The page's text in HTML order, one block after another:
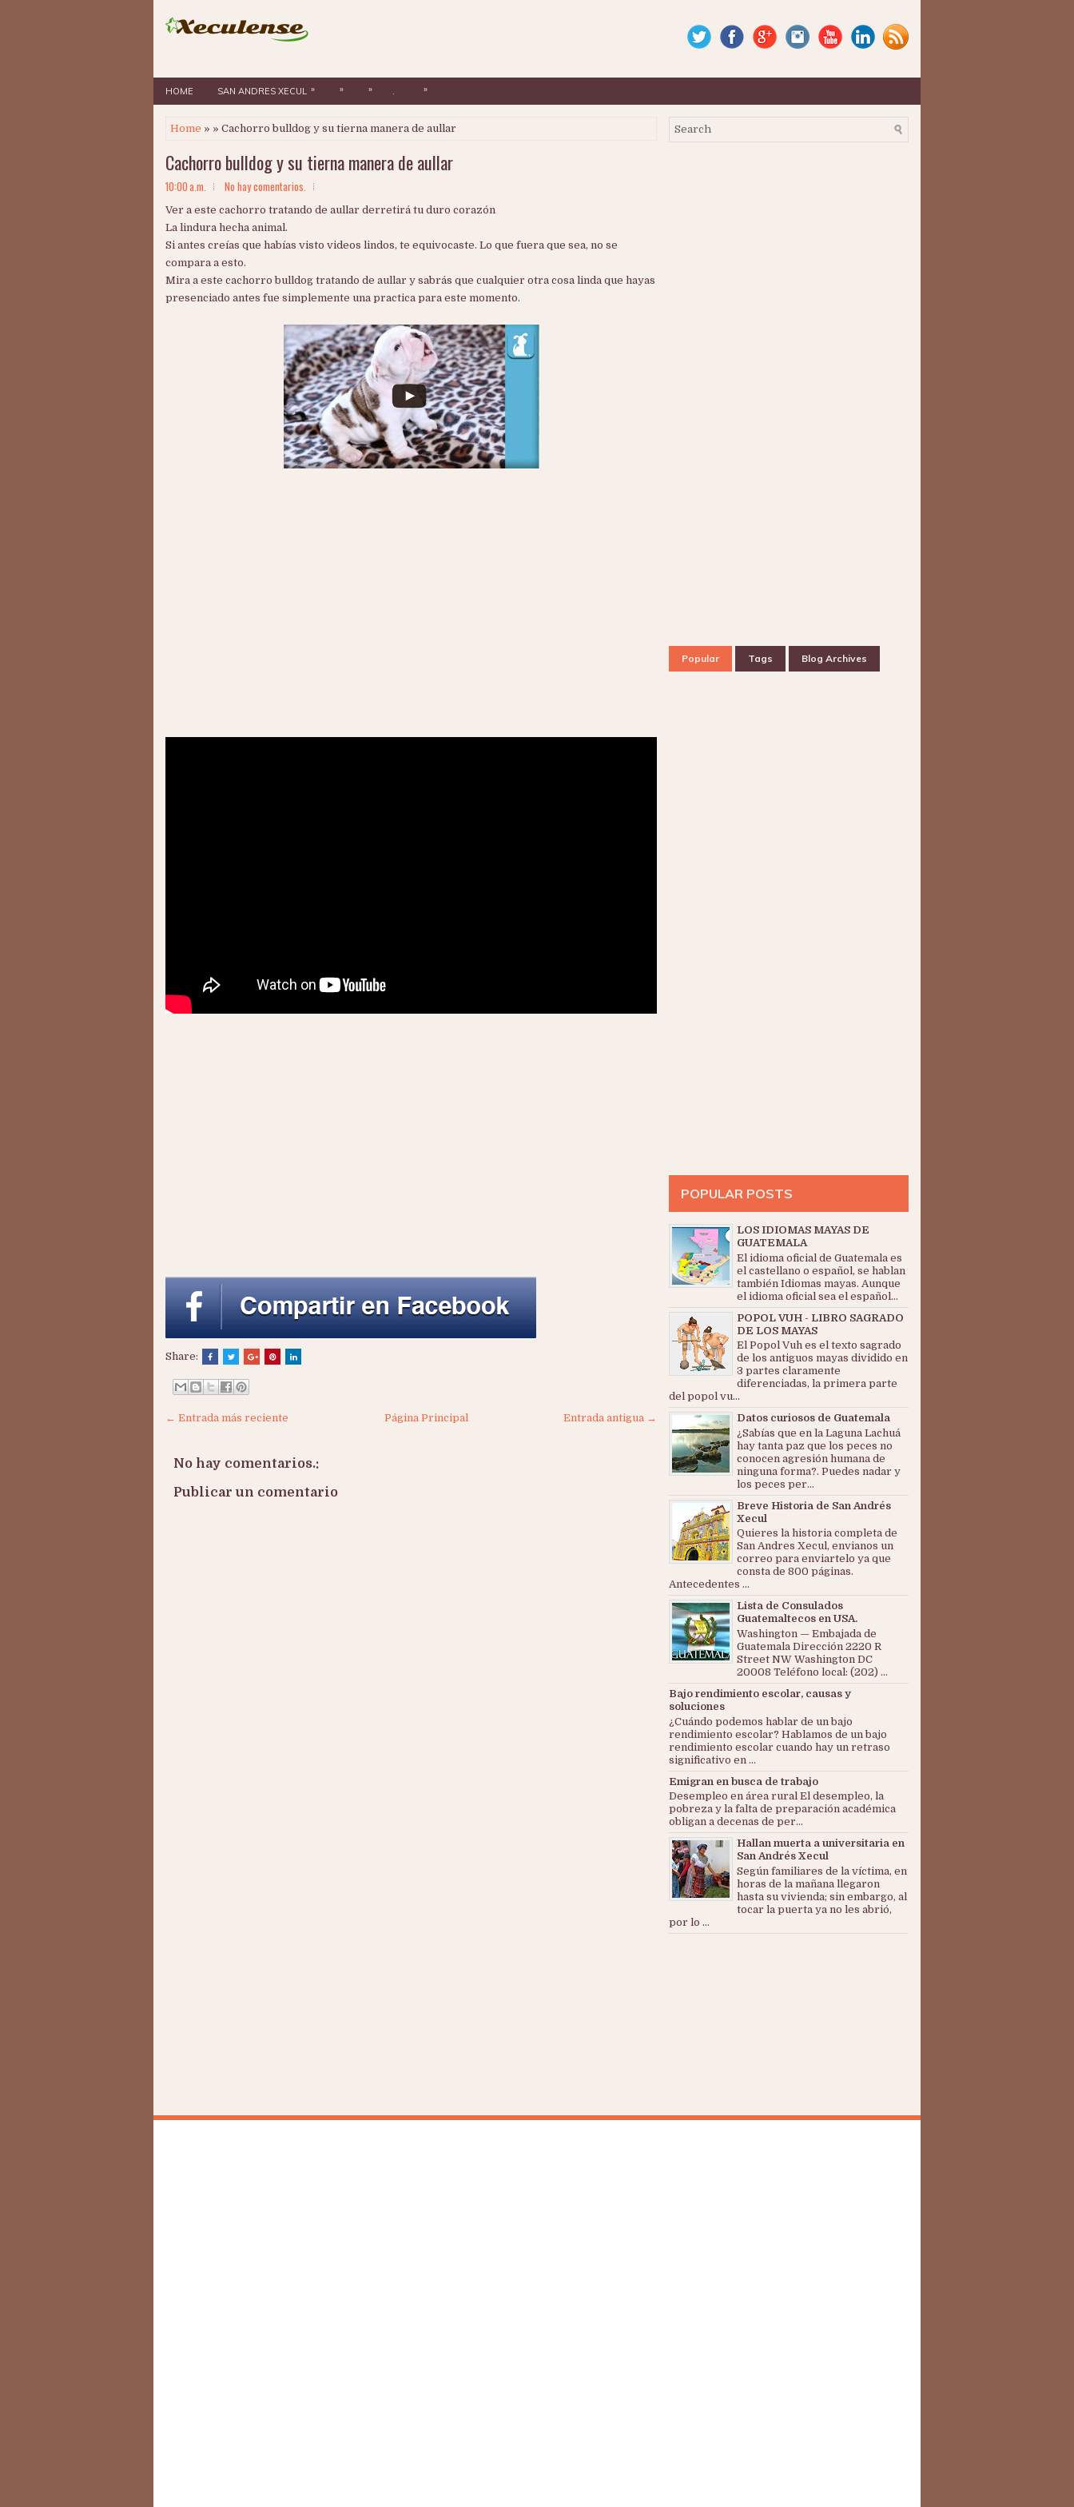
HOME SAN ANDRES XECUL » » » . »
Home » » Cachorro bulldog y su tierna manera de aullar
Cachorro bulldog y su tierna manera de aullar
10:00 a.m. No hay comentarios.
Ver a este cachorro tratando de aullar derretirá tu duro corazón
La lindura hecha animal.
Si antes creías que habías visto videos lindos, te equivocaste. Lo que fuera que sea, no se
compara a esto.
Mira a este cachorro bulldog tratando de aullar y sabrás que cualquier otra cosa linda que hayas
presenciado antes fue simplemente una practica para este momento.
Share:
← Entrada más reciente Entrada antigua →
Página Principal
No hay comentarios.:
Publicar un comentario
Popular Tags Blog Archives
POPULAR POSTS
LOS IDIOMAS MAYAS DE
GUATEMALA
El idioma oficial de Guatemala es
el castellano o español, se hablan
también Idiomas mayas. Aunque
el idioma oficial sea el español...
POPOL VUH - LIBRO SAGRADO
DE LOS MAYAS
El Popol Vuh es el texto sagrado
de los antiguos mayas dividido en
3 partes claramente
diferenciadas, la primera parte
del popol vu...
Datos curiosos de Guatemala
¿Sabías que en la Laguna Lachuá
hay tanta paz que los peces no
conocen agresión humana de
ninguna forma?. Puedes nadar y
los peces per...
Breve Historia de San Andrés
Xecul
Quieres la historia completa de
San Andres Xecul, envianos un
correo para enviartelo ya que
consta de 800 páginas.
Antecedentes ...
Lista de Consulados
Guatemaltecos en USA.
Washington — Embajada de
Guatemala Dirección 2220 R
Street NW Washington DC
20008 Teléfono local: (202) ...
Bajo rendimiento escolar, causas y
soluciones
¿Cuándo podemos hablar de un bajo
rendimiento escolar? Hablamos de un bajo
rendimiento escolar cuando hay un retraso
significativo en ...
Emigran en busca de trabajo
Desempleo en área rural El desempleo, la
pobreza y la falta de preparación académica
obligan a decenas de per...
Hallan muerta a universitaria en
San Andrés Xecul
Según familiares de la víctima, en
horas de la mañana llegaron
hasta su vivienda; sin embargo, al
tocar la puerta ya no les abrió,
por lo ...